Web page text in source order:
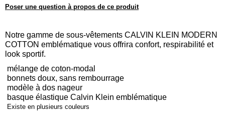
Poser une question à propos de ce produit
Notre gamme de sous-vêtements CALVIN KLEIN MODERN
COTTON emblématique vous offrira confort, respirabilité et
look sportif.
mélange de coton-modal
bonnets doux, sans rembourrage
modèle à dos nageur
basque élastique Calvin Klein emblématique
Existe en plusieurs couleurs